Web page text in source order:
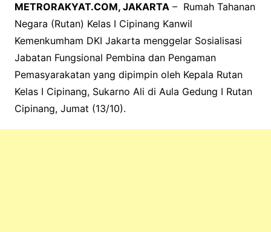
METRORAKYAT.COM, JAKARTA– Rumah Tahanan
Negara (Rutan) Kelas I Cipinang Kanwil
Kemenkumham DKI Jakarta menggelar Sosialisasi
Jabatan Fungsional Pembina dan Pengaman
Pemasyarakatan yang dipimpin oleh Kepala Rutan
Kelas I Cipinang, Sukarno Ali di Aula Gedung I Rutan
Cipinang, Jumat (13/10).